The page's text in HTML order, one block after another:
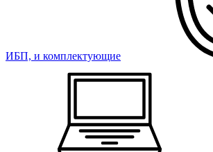
ИБП, и комплектующие